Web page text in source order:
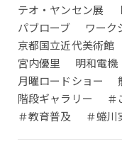
テオ・ヤンセン展
パブローブ
ワーク
京都国立近代美術館
宮内優里
明和電機
月曜ロードショー
階段ギャラリー
＃
＃教育普及
＃蜷川